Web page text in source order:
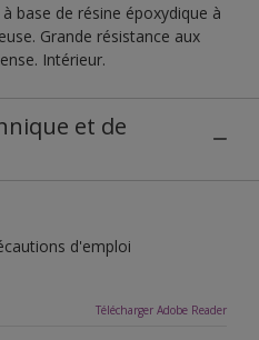
base de résine époxydique à
Grande résistance aux
Intérieur.
et de
d'emploi
Télécharger Adobe Reader